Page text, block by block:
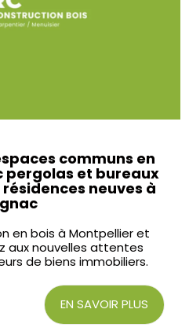
communs en
pergolas et bureaux
neuves à
en bois à Montpellier et
aux nouvelles attentes
de biens immobiliers.
EN SAVOIR PLUS